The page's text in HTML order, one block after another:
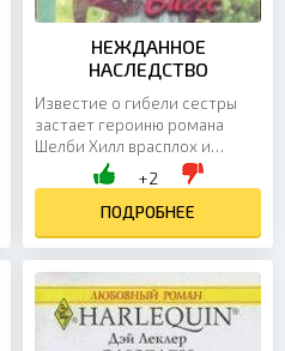
НЕЖДАННОЕ
НАСЛЕДСТВО
Известие о гибели сестры
застает героиню романа
Шелби Хилл врасплох и
повергает ее в глубокое
горе. Девушка не знает, что
ей делать с неожиданно...
+2
ПОДРОБНЕЕ